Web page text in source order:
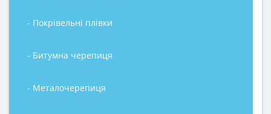
- Покрівельні плівки
- Битумна черепиця
- Металочерепиця